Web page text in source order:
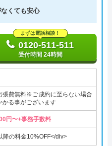
くても安心
まずは電話相談！
0120-511-511
受付時間 24時間
張費無料※ご成約に至らない場合
かる事がございます
円〜+事務手数料
降の料金10%OFF</div>